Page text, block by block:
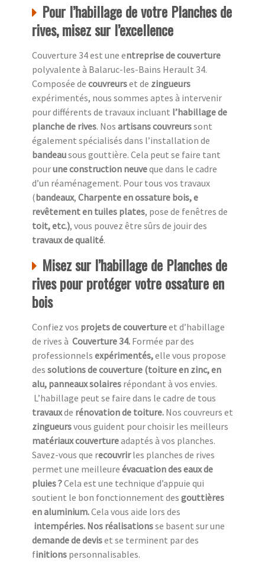
Pour l’habillage de votre Planches de
rives, misez sur l’excellence
Couverture 34 est une entreprise de couverture
polyvalente à Balaruc-les-Bains Herault 34.
Composée de couvreurset de zingueurs
expérimentés, nous sommes aptes à intervenir
pour différents de travaux incluant l’habillage de
planche de rives. Nos artisans couvreurssont
également spécialisés dans l’installation de
bandeausous gouttière. Cela peut se faire tant
pourune construction neuveque dans le cadre
d’un réaménagement. Pour tous vos travaux
(bandeaux, Charpente en ossature bois, e
revêtement en tuiles plates, pose de fenêtres de
toit, etc.), vous pouvez être sûrs de jouir des
travaux de qualité.
Misez sur l’habillage de Planches de
rives pour protéger votre ossature en
bois
Confiez vos projets de couvertureet d’habillage
de rives à Couverture 34. Formée par des
professionnels expérimentés,elle vous propose
des solutions de couverture (toiture en zinc, en
alu, panneaux solaires répondant à vos envies.
L’habillage peut se faire dans le cadre de tous
travauxde rénovation de toiture. Nos couvreurs et
zingueursvous guident pour choisir les meilleurs
matériaux couvertureadaptés à vos planches.
Savez-vous que recouvrirles planches de rives
permet une meilleure évacuation des eaux de
pluies ?Cela est une technique d’appuie qui
soutient le bon fonctionnement des gouttières
en aluminium.Cela vous aide lors des
intempéries. Nos réalisationsse basent sur une
demande de deviset se terminent par des
finitions personnalisables.